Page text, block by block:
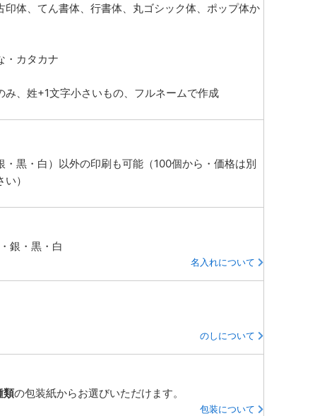
印体、てん書体、行書体、丸ゴシック体、ポップ体か
・カタカナ
み、姓+1文字小さいもの、フルネームで作成
・黒・白）以外の印刷も可能（100個から・価格は別
）
銀・黒・白
名入れについて
のしについて
類の包装紙からお選びいただけます。
包装について